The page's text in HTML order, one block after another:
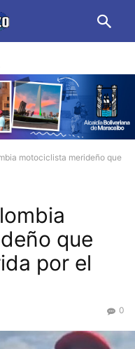
motociclista merideño que
que
por el
0